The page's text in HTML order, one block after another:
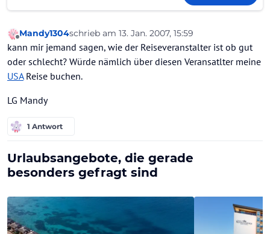
Offline
Mandy1304schrieb am 13. Jan. 2007, 15:59
zuletzt editiert von Günter/HolidayCheck
kann mir jemand sagen, wie der Reiseveranstalter ist ob gut
oder schlecht? Würde nämlich über diesen Veransatlter meine
USAReise buchen.
LG Mandy
1 Antwort